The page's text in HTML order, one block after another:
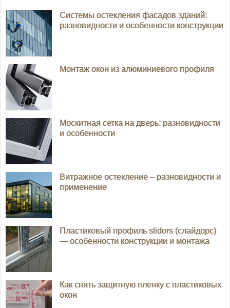
Системы остекления фасадов зданий:
разновидности и особенности конструкции
Монтаж окон из алюминиевого профиля
Москитная сетка на дверь: разновидности
и особенности
Витражное остекление – разновидности и
применение
Пластиковый профиль slidors (слайдорс)
— особенности конструкции и монтажа
Как снять защитную пленку с пластиковых
окон